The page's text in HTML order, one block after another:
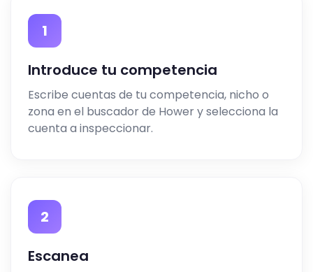
1
Introduce tu competencia
Escribe cuentas de tu competencia, nicho o
zona en el buscador de Hower y selecciona la
cuenta a inspeccionar.
2
Escanea